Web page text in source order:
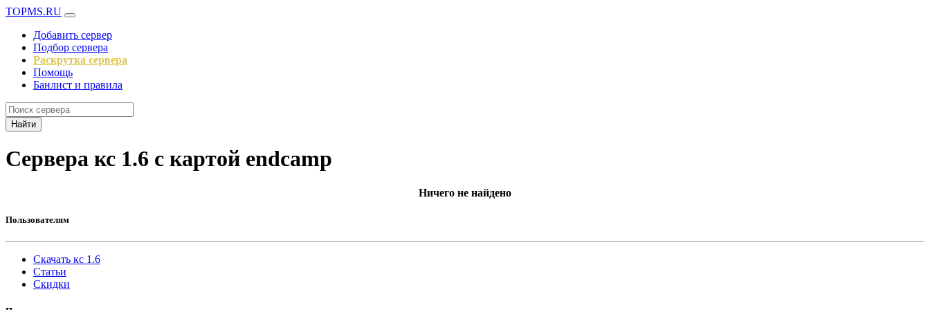
TOPMS.RU
Добавить сервер
Подбор сервера
Раскрутка сервера
Помощь
Банлист и правила
Найти
Сервера кс 1.6 с картой endcamp
Ничего не найдено
Пользователям
Скачать кс 1.6
Статьи
Скидки